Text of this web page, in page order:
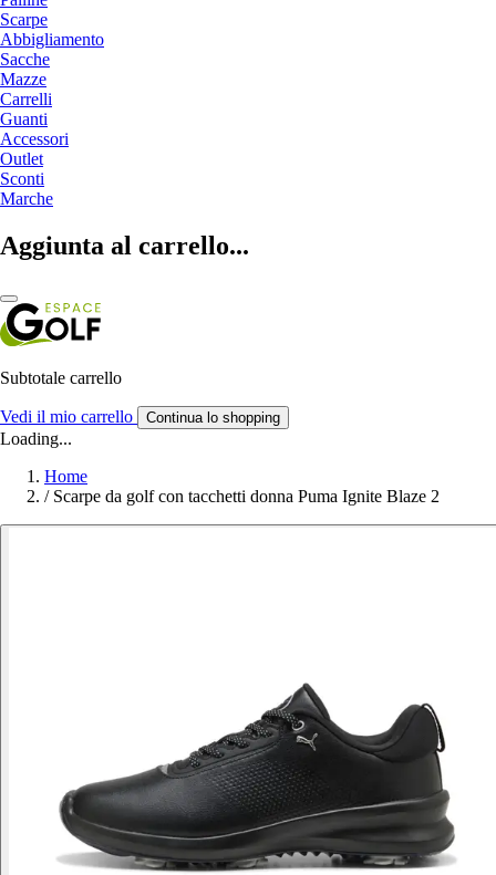
Scarpe
Abbigliamento
Sacche
Mazze
Carrelli
Guanti
Accessori
Outlet
Sconti
Marche
Aggiunta al carrello...
Subtotale carrello
Vedi il mio carrello Continua lo shopping
Loading...
Home
/ Scarpe da golf con tacchetti donna Puma Ignite Blaze 2